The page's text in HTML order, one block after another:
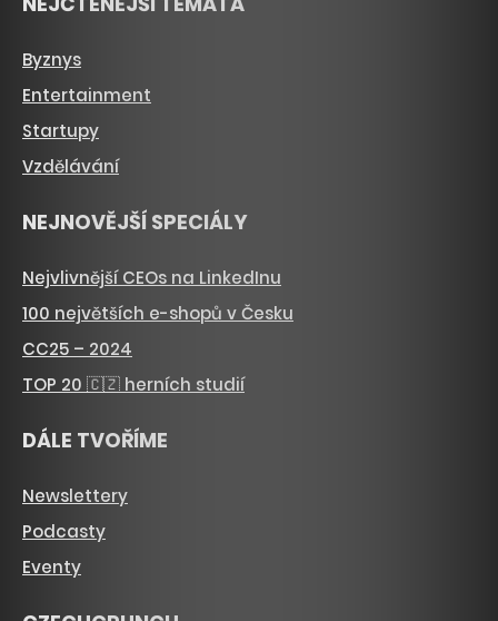
Byznys
Entertainment
Startupy
Vzdělávání
NEJNOVĚJŠÍ SPECIÁLY
Nejvlivnější CEOs na LinkedInu
100 největších e-shopů v Česku
CC25 – 2024
TOP 20 🇨🇿 herních studií
DÁLE TVOŘÍME
Newslettery
Podcasty
Eventy